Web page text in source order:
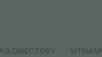
DIRECTORY SITEMAP